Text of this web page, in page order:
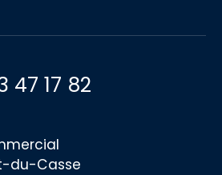
47 17 82
du-Casse